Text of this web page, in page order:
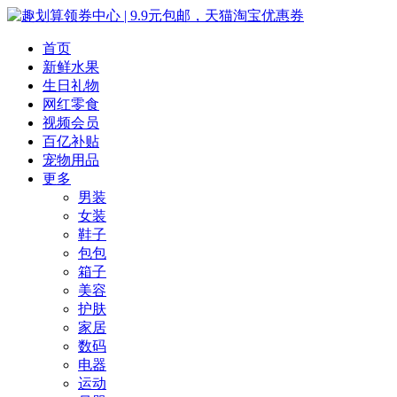
首页
新鲜水果
生日礼物
网红零食
视频会员
百亿补贴
宠物用品
更多
男装
女装
鞋子
包包
箱子
美容
护肤
家居
数码
电器
运动